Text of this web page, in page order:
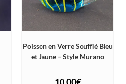
Poisson en Verre Soufflé Bleu
et Jaune – Style Murano
10,00€